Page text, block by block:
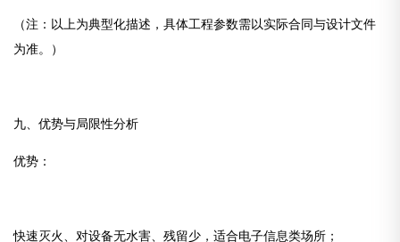
（注：以上为典型化描述，具体工程参数需以实际合同与设计文件
为准。）
九、优势与局限性分析
优势：
快速灭火、对设备无水害、残留少，适合电子信息类场所；